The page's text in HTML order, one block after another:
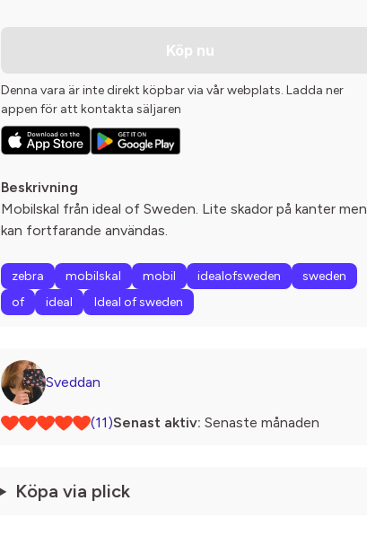
Köp nu
Denna vara är inte direkt köpbar via vår webplats. Ladda ner
appen för att kontakta säljaren
Beskrivning
Mobilskal från ideal of Sweden. Lite skador på kanter men
kan fortfarande användas.
zebra mobilskal mobil idealofsweden
sweden
of
ideal Ideal of sweden
Sveddan
(11)Senast aktiv: Senaste månaden
Köpa via plick